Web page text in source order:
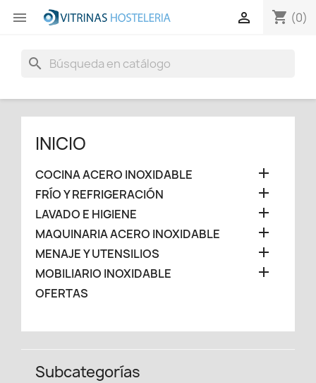
 shopping_cart (0)

search
INICIO
COCINA ACERO INOXIDABLE 
FRÍO Y REFRIGERACIÓN 
LAVADO E HIGIENE 
MAQUINARIA ACERO INOXIDABLE 
MENAJE Y UTENSILIOS 
MOBILIARIO INOXIDABLE 
OFERTAS
Subcategorías